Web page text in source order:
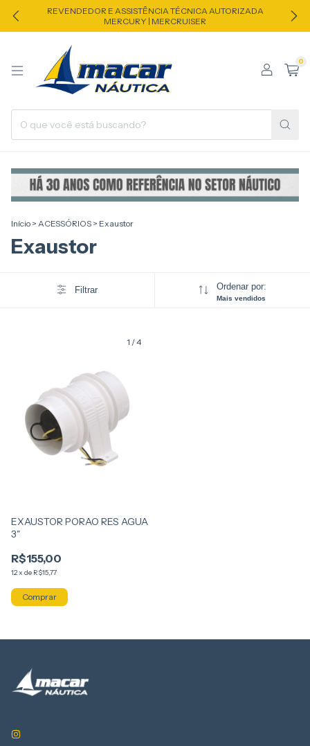
REVENDEDOR E ASSISTÊNCIA TÉCNICA AUTORIZADA
MERCURY | MERCRUISER
0
Início > ACESSÓRIOS > Exaustor
Exaustor
Filtrar Ordenar por:
Mais vendidos
1 /4
EXAUSTOR PORAO RES AGUA
3"
R$155,00
12x de R$15,77